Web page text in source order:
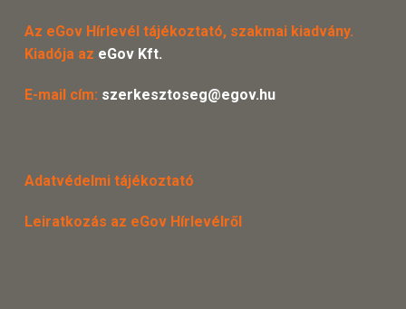
Az eGov Hírlevél tájékoztató, szakmai kiadvány.
Kiadója az eGov Kft.
E-mail cím: szerkesztoseg@egov.hu
Adatvédelmi tájékoztató
Leiratkozás az eGov Hírlevélről